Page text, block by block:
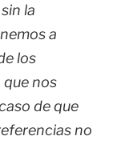
la
a
los
nos
de que
no